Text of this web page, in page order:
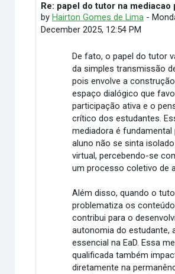
In reply to Elimar Martino
Re: papel do tutor na mediacao
by Hairton Gomes de Lima-
December 2025, 12:54 PM
De fato, o papel do tutor
da simples transmissão
pois envolve a
espaço dialógico que
participação ativa e o
crítico dos estudantes.
mediadora é fundamental
aluno não se sinta
virtual, percebendo-se
um processo coletivo de
Além disso, quando o
problematiza os
contribui para o
autonomia do estudante,
essencial na EaD. Essa
qualificada também
diretamente na